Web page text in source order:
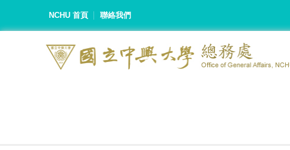
NCHU 首頁 聯絡我們